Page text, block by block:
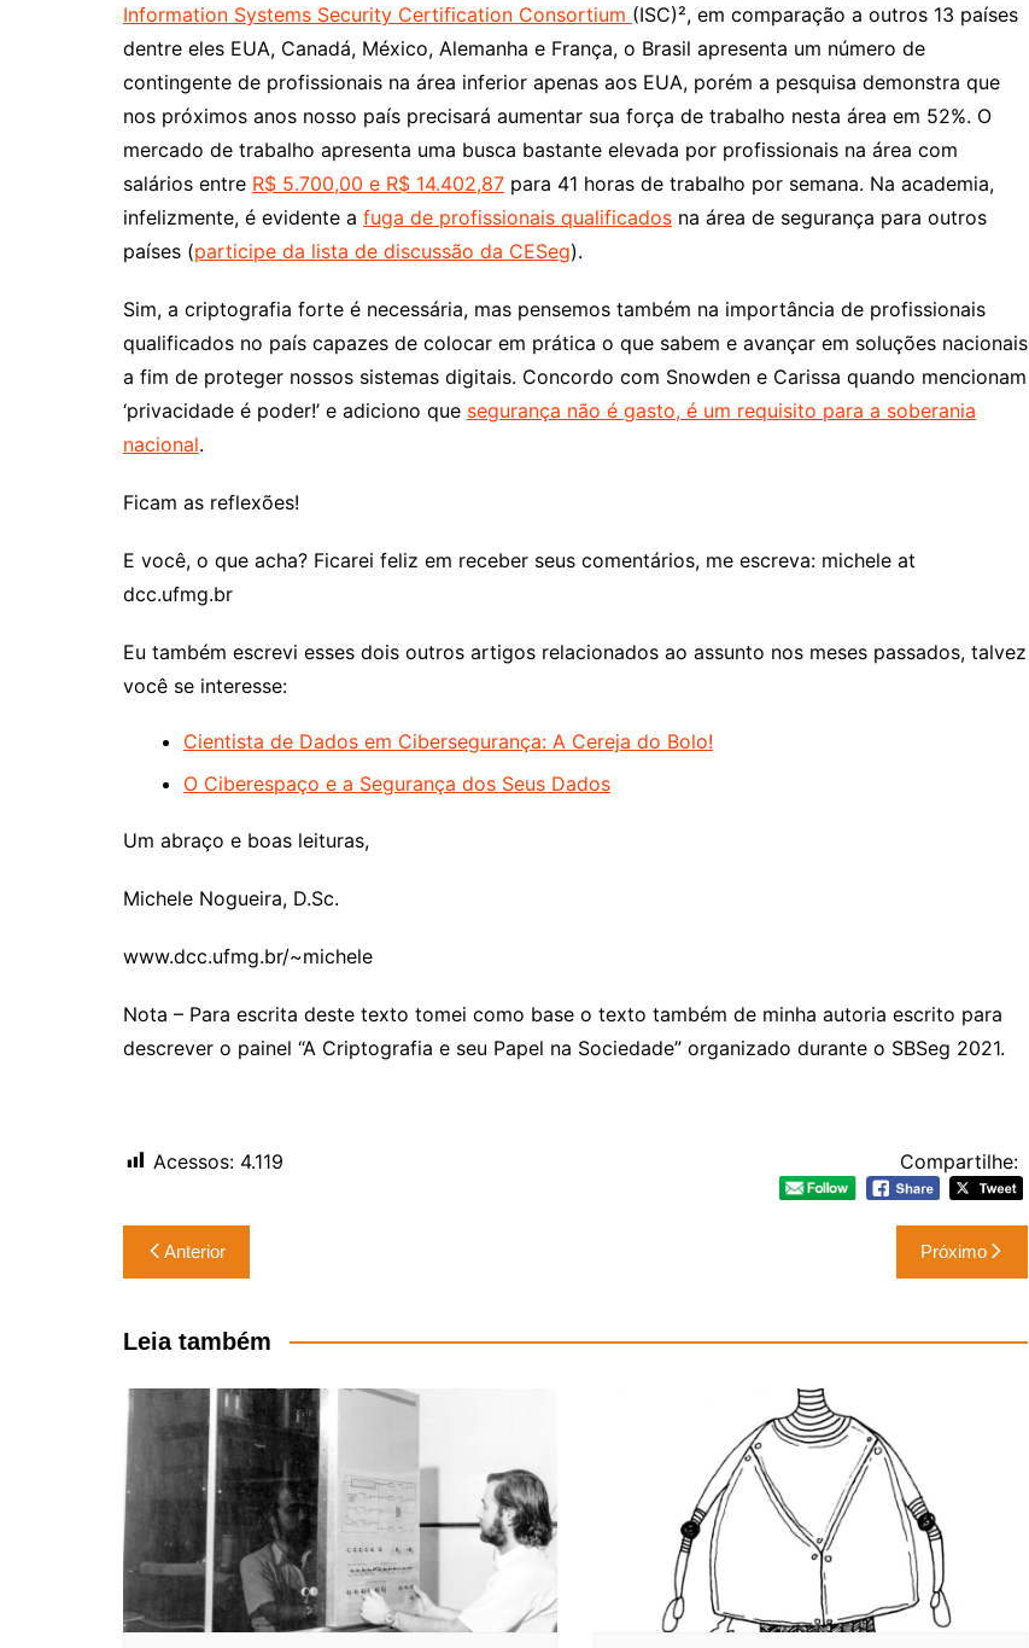
Information Systems Security Certification Consortium (ISC)², em comparação a outros 13 países
dentre eles EUA, Canadá, México, Alemanha e França, o Brasil apresenta um número de
contingente de profissionais na área inferior apenas aos EUA, porém a pesquisa demonstra que
nos próximos anos nosso país precisará aumentar sua força de trabalho nesta área em 52%. O
mercado de trabalho apresenta uma busca bastante elevada por profissionais na área com
salários entre R$ 5.700,00 e R$ 14.402,87 para 41 horas de trabalho por semana. Na academia,
infelizmente, é evidente a fuga de profissionais qualificados na área de segurança para outros
países (participe da lista de discussão da CESeg).
Sim, a criptografia forte é necessária, mas pensemos também na importância de profissionais
qualificados no país capazes de colocar em prática o que sabem e avançar em soluções nacionais
a fim de proteger nossos sistemas digitais. Concordo com Snowden e Carissa quando mencionam
‘privacidade é poder!’ e adiciono que segurança não é gasto, é um requisito para a soberania
nacional.
Ficam as reflexões!
E você, o que acha? Ficarei feliz em receber seus comentários, me escreva: michele at
dcc.ufmg.br
Eu também escrevi esses dois outros artigos relacionados ao assunto nos meses passados, talvez
você se interesse:
Cientista de Dados em Cibersegurança: A Cereja do Bolo!
O Ciberespaço e a Segurança dos Seus Dados
Um abraço e boas leituras,
Michele Nogueira, D.Sc.
www.dcc.ufmg.br/~michele
Nota – Para escrita deste texto tomei como base o texto também de minha autoria escrito para
descrever o painel “A Criptografia e seu Papel na Sociedade” organizado durante o SBSeg 2021.
Compartilhe:
Acessos: 4.119
Navegação
de
Post
Anterior Próximo
Leia também